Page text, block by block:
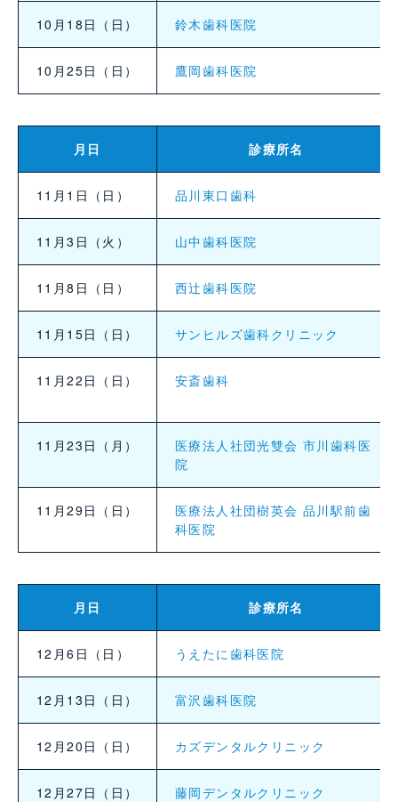
10月18日（日） 鈴木歯科医院
10月25日（日） 鷹岡歯科医院
月日 診療所名
11月1日（日） 品川東口歯科
11月3日（火） 山中歯科医院
11月8日（日） 西辻歯科医院
11月15日（日） サンヒルズ歯科クリニック
11月22日（日） 安斎歯科
11月23日（月）
医療法人社団光雙会 市川歯科医
院
11月29日（日）
医療法人社団樹英会 品川駅前歯
科医院
月日 診療所名
12月6日（日） うえたに歯科医院
12月13日（日） 富沢歯科医院
12月20日（日） カズデンタルクリニック
12月27日（日） 藤岡デンタルクリニック